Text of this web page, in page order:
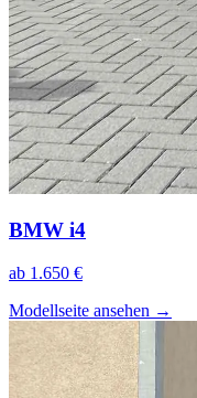
BMW i4
ab 1.650 €
Modellseite ansehen →